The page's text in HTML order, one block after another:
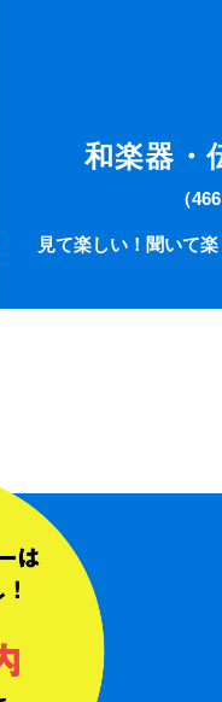
たの元にお届けします。
和楽器・
（
見て楽しい！聞いて